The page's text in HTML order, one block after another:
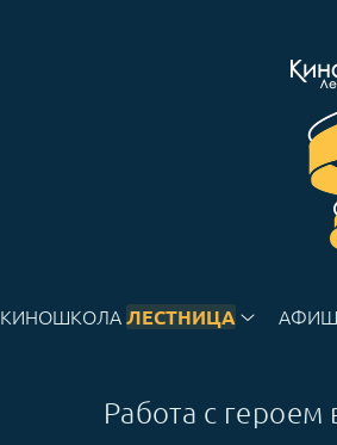
КИНОШКОЛАЛЕСТНИЦА
Работа с